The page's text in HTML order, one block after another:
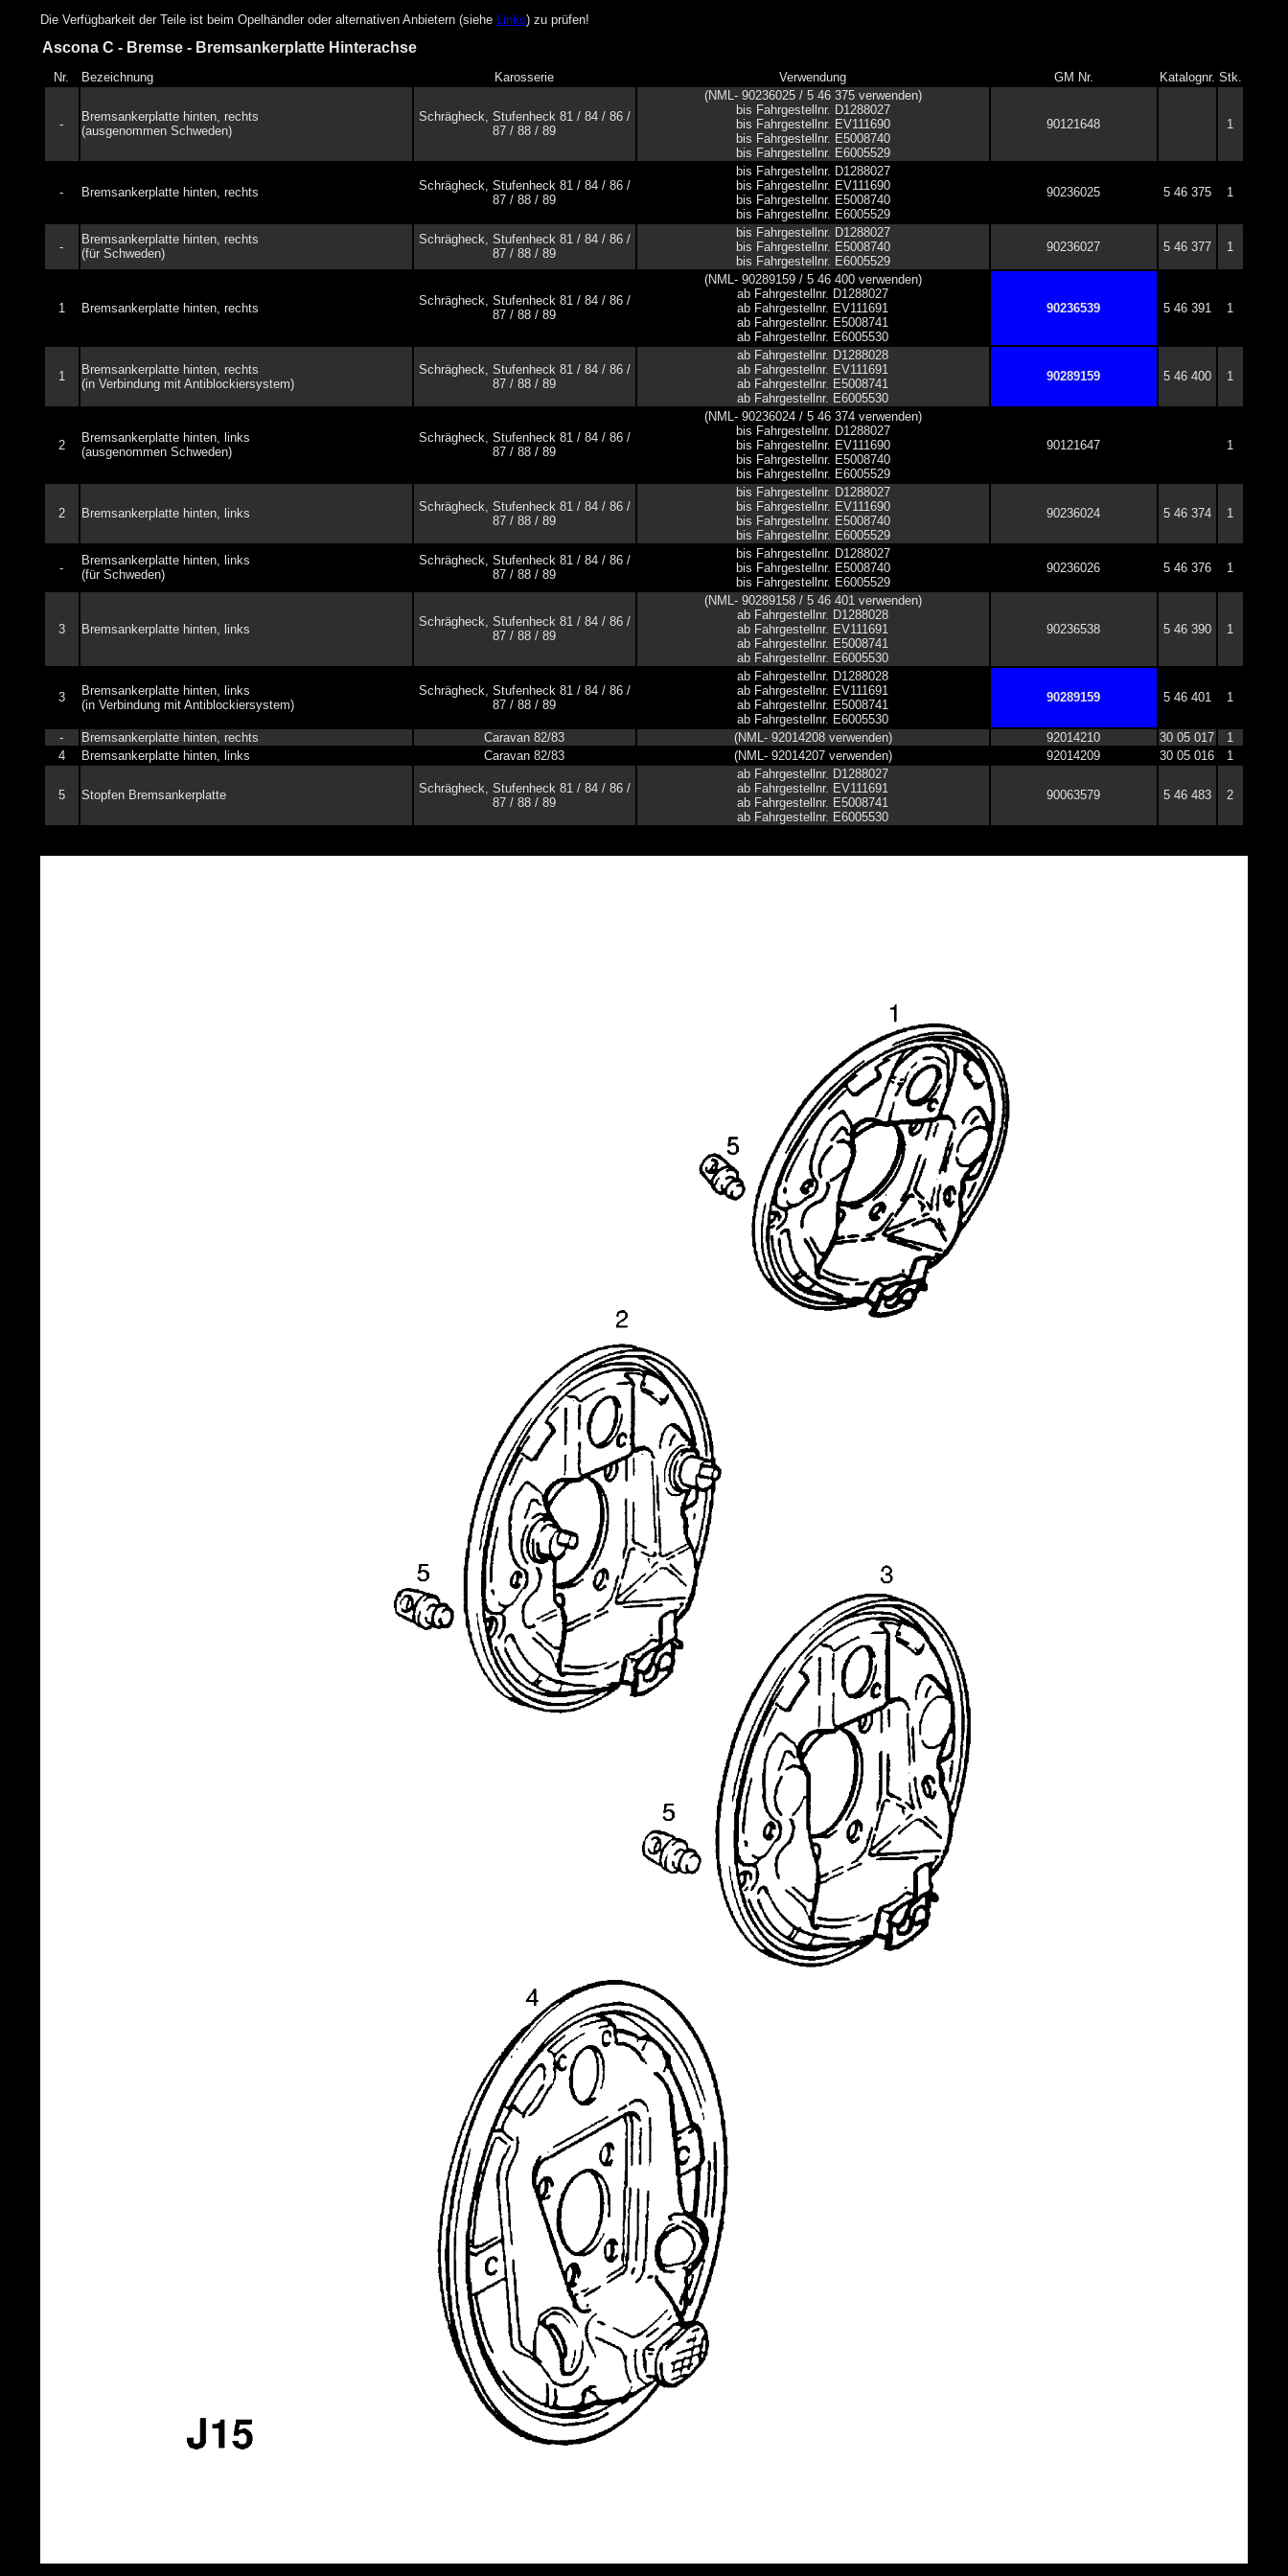
Die Verfügbarkeit der Teile ist beim Opelhändler oder alternativen Anbietern (siehe Links) zu prüfen!
Ascona C - Bremse - Bremsankerplatte Hinterachse
Nr. Bezeichnung Karosserie Verwendung GM Nr. Katalognr. Stk.
-
Bremsankerplatte hinten, rechts
(ausgenommen Schweden)
Schrägheck, Stufenheck 81 / 84 / 86 /
87 / 88 / 89
(NML- 90236025 / 5 46 375 verwenden)
bis Fahrgestellnr. D1288027
bis Fahrgestellnr. EV111690
bis Fahrgestellnr. E5008740
bis Fahrgestellnr. E6005529
90121648 1
- Bremsankerplatte hinten, rechts
Schrägheck, Stufenheck 81 / 84 / 86 /
87 / 88 / 89
bis Fahrgestellnr. D1288027
bis Fahrgestellnr. EV111690
bis Fahrgestellnr. E5008740
bis Fahrgestellnr. E6005529
90236025 5 46 375 1
-
Bremsankerplatte hinten, rechts
(für Schweden)
Schrägheck, Stufenheck 81 / 84 / 86 /
87 / 88 / 89
bis Fahrgestellnr. D1288027
bis Fahrgestellnr. E5008740
bis Fahrgestellnr. E6005529
90236027 5 46 377 1
1 Bremsankerplatte hinten, rechts
Schrägheck, Stufenheck 81 / 84 / 86 /
87 / 88 / 89
(NML- 90289159 / 5 46 400 verwenden)
ab Fahrgestellnr. D1288027
ab Fahrgestellnr. EV111691
ab Fahrgestellnr. E5008741
ab Fahrgestellnr. E6005530
90236539 5 46 391 1
1
Bremsankerplatte hinten, rechts
(in Verbindung mit Antiblockiersystem)
Schrägheck, Stufenheck 81 / 84 / 86 /
87 / 88 / 89
ab Fahrgestellnr. D1288028
ab Fahrgestellnr. EV111691
ab Fahrgestellnr. E5008741
ab Fahrgestellnr. E6005530
90289159 5 46 400 1
2
Bremsankerplatte hinten, links
(ausgenommen Schweden)
Schrägheck, Stufenheck 81 / 84 / 86 /
87 / 88 / 89
(NML- 90236024 / 5 46 374 verwenden)
bis Fahrgestellnr. D1288027
bis Fahrgestellnr. EV111690
bis Fahrgestellnr. E5008740
bis Fahrgestellnr. E6005529
90121647 1
2 Bremsankerplatte hinten, links
Schrägheck, Stufenheck 81 / 84 / 86 /
87 / 88 / 89
bis Fahrgestellnr. D1288027
bis Fahrgestellnr. EV111690
bis Fahrgestellnr. E5008740
bis Fahrgestellnr. E6005529
90236024 5 46 374 1
-
Bremsankerplatte hinten, links
(für Schweden)
Schrägheck, Stufenheck 81 / 84 / 86 /
87 / 88 / 89
bis Fahrgestellnr. D1288027
bis Fahrgestellnr. E5008740
bis Fahrgestellnr. E6005529
90236026 5 46 376 1
3 Bremsankerplatte hinten, links
Schrägheck, Stufenheck 81 / 84 / 86 /
87 / 88 / 89
(NML- 90289158 / 5 46 401 verwenden)
ab Fahrgestellnr. D1288028
ab Fahrgestellnr. EV111691
ab Fahrgestellnr. E5008741
ab Fahrgestellnr. E6005530
90236538 5 46 390 1
3
Bremsankerplatte hinten, links
(in Verbindung mit Antiblockiersystem)
Schrägheck, Stufenheck 81 / 84 / 86 /
87 / 88 / 89
ab Fahrgestellnr. D1288028
ab Fahrgestellnr. EV111691
ab Fahrgestellnr. E5008741
ab Fahrgestellnr. E6005530
90289159 5 46 401 1
- Bremsankerplatte hinten, rechts Caravan 82/83 (NML- 92014208 verwenden) 92014210 30 05 017
1
4
Bremsankerplatte hinten, links Caravan 82/83 (NML- 92014207 verwenden) 92014209 30 05 016 1
5 Stopfen Bremsankerplatte
Schrägheck, Stufenheck 81 / 84 / 86 /
87 / 88 / 89
ab Fahrgestellnr. D1288027
ab Fahrgestellnr. EV111691
ab Fahrgestellnr. E5008741
ab Fahrgestellnr. E6005530
90063579 5 46 483 2